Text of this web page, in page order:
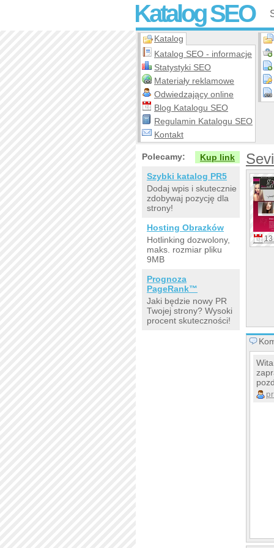
Katalog SEO
Katalog
Katalog SEO - informacje
Statystyki SEO
Materiały reklamowe
Odwiedzający online
Blog Katalogu SEO
Regulamin Katalogu SEO
Kontakt
13
Polecamy:
Kup link
Szybki katalog PR5
Dodaj wpis i skutecznie
zdobywaj pozycję dla
strony!
Hosting Obrazków
Hotlinking dozwolony,
maks. rozmiar pliku
9MB
Prognoza
PageRank™
Jaki będzie nowy PR
Twojej strony? Wysoki
procent skuteczności!